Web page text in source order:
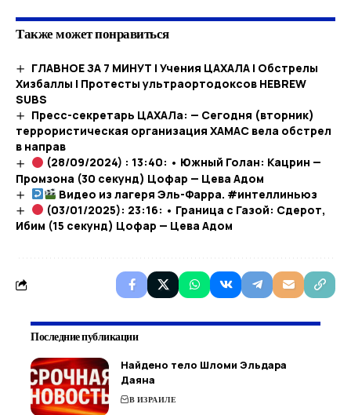
Также может понравиться
ГЛАВНОЕ ЗА 7 МИНУТ | Учения ЦАХАЛА | Обстрелы
Хизбаллы | Протесты ультраортодоксов HEBREW
SUBS
Пресс-секретарь ЦАХАЛа: — Сегодня (вторник)
террористическая организация ХАМАС вела обстрел
в направ
(28/09/2024) : 13:40: • Южный Голан: Кацрин —
Промзона (30 секунд) Цофар — Цева Адом
Видео из лагеря Эль-Фарра. #интеллиньюз​
(03/01/2025): 23:16: • Граница с Газой: Сдерот,
Ибим (15 секунд) Цофар — Цева Адом
Последние публикации
Найдено тело Шломи Эльдара
Даяна
В ИЗРАИЛЕ